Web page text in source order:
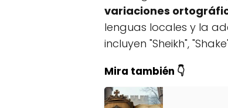
variaciones
lenguas locales y la
incluyen "Sheikh",
Mira también 👇